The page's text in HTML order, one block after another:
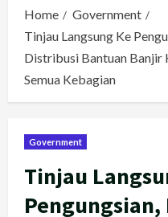
Home
Government
Tinjau Langsung Ke
Distribusi Bantuan Banjir
Semua Kebagian
Government
Tinjau
Pengungsian,